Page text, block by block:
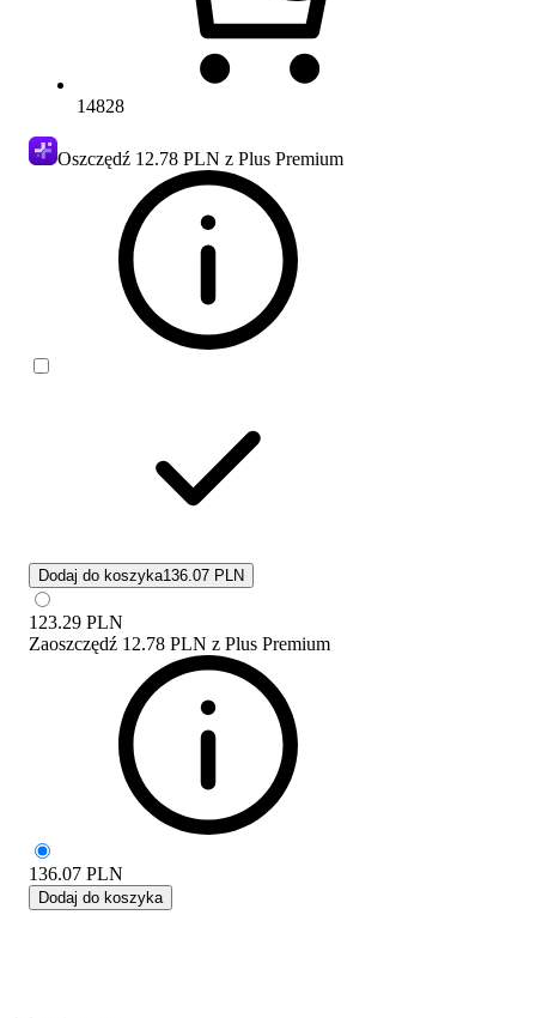
14828
Oszczędź 12.78 PLN z Plus Premium
Dodaj do koszyka136.07 PLN
123.29 PLN
Zaoszczędź 12.78 PLN z Plus Premium
136.07 PLN
Dodaj do koszyka